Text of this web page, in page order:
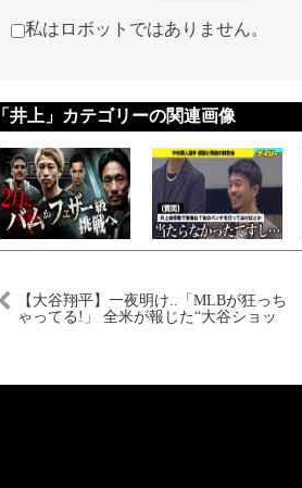
私はロボットではありません。
「井上」カテゴリーの関連画像
【大谷翔平】一夜明け..「MLBが狂っち
ゃってる!」 全米が報じた“大谷ショッ